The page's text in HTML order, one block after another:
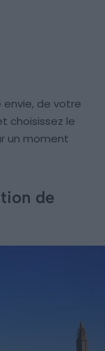
de votre
choisissez le
un moment
de